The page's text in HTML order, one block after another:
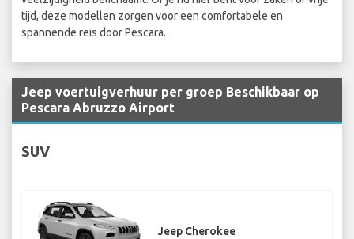
tijd, deze modellen zorgen voor een comfortabele en
spannende reis door Pescara.
Jeep voertuigverhuur per groep Beschikbaar op
Pescara Abruzzo Airport
SUV
Jeep Cherokee